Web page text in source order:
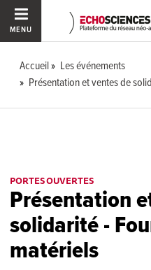
MENU
Accueil
Les événements
Présentation et ventes de
PORTES OUVERTES
Présentation
solidarité -
matériels